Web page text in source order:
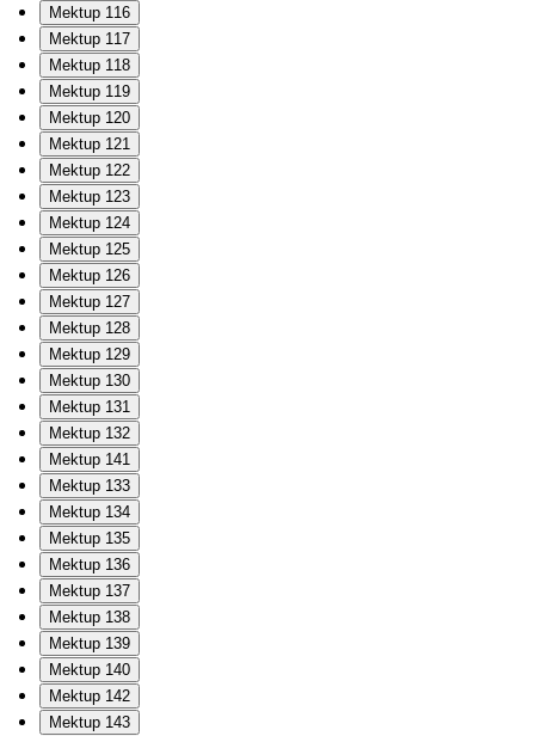
Mektup 116
Mektup 117
Mektup 118
Mektup 119
Mektup 120
Mektup 121
Mektup 122
Mektup 123
Mektup 124
Mektup 125
Mektup 126
Mektup 127
Mektup 128
Mektup 129
Mektup 130
Mektup 131
Mektup 132
Mektup 141
Mektup 133
Mektup 134
Mektup 135
Mektup 136
Mektup 137
Mektup 138
Mektup 139
Mektup 140
Mektup 142
Mektup 143